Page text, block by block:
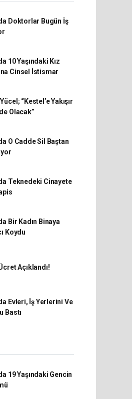
Doktorlar Bugün İş
10 Yaşındaki Kız
Cinsel İstismar
“Kestel’e Yakışır
Olacak”
O Cadde Sil Baştan
Teknedeki Cinayete
Bir Kadın Binaya
Koydu
Açıklandı!
Evleri, İş Yerlerini Ve
Bastı
19 Yaşındaki Gencin